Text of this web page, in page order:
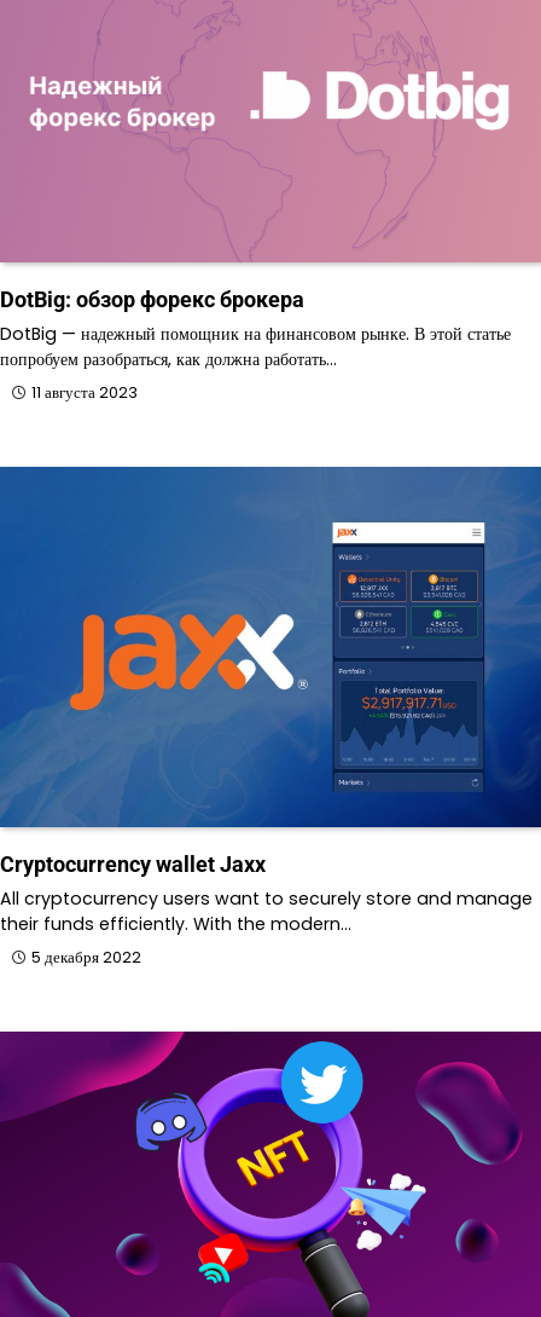
DotBig: обзор форекс брокера
DotBig — надежный помощник на финансовом рынке. В этой статье
попробуем разобраться, как должна работать…
11 августа 2023
Cryptocurrency wallet Jaxx
All cryptocurrency users want to securely store and manage
their funds efficiently. With the modern…
5 декабря 2022